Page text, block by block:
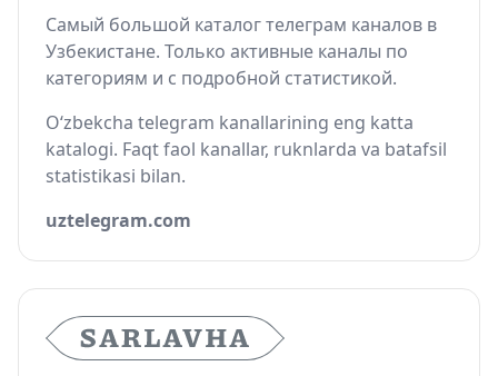
Самый большой каталог телеграм каналов в
Узбекистане. Только активные каналы по
категориям и с подробной статистикой.
O‘zbekcha telegram kanallarining eng katta
katalogi. Faqt faol kanallar, ruknlarda va batafsil
statistikasi bilan.
uztelegram.com